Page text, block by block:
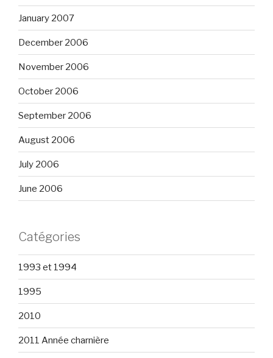
January 2007
December 2006
November 2006
October 2006
September 2006
August 2006
July 2006
June 2006
Catégories
1993 et 1994
1995
2010
2011 Année charnière